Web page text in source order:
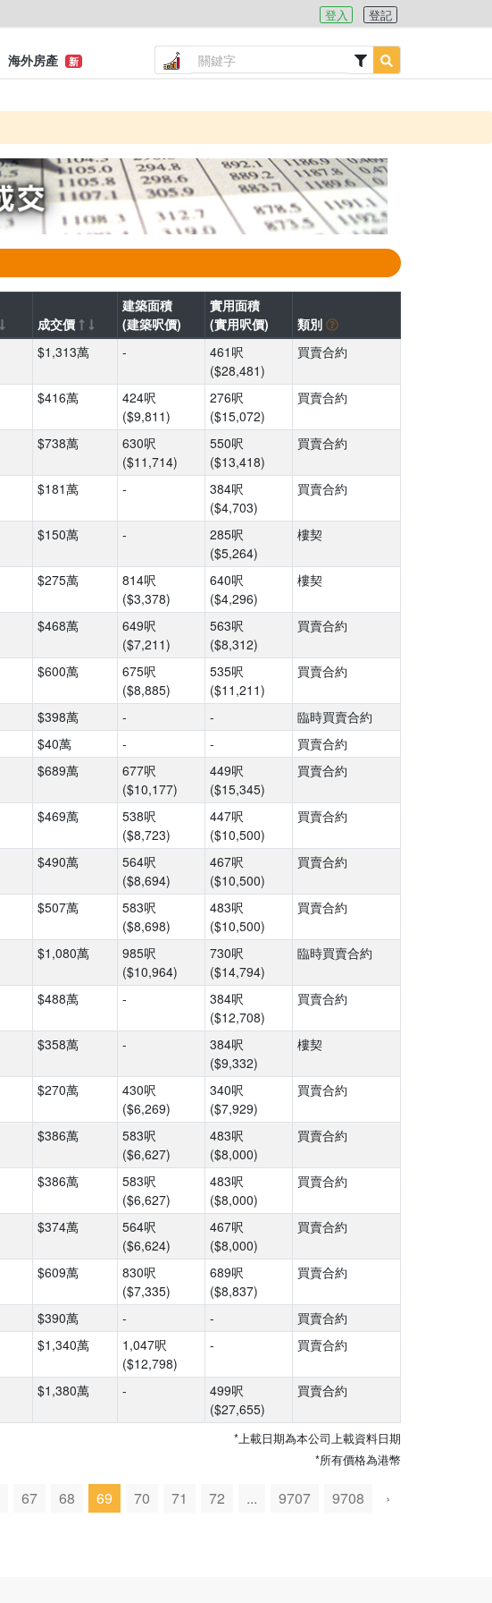
登入 登記
海外房產 新
成交價
建築面積
(建築呎價)
實用面積
(實用呎價)
類別
$1,313萬 -
461呎
($28,481)
買賣合約
$416萬
424呎
($9,811)
276呎
($15,072)
買賣合約
$738萬
630呎
($11,714)
550呎
($13,418)
買賣合約
$181萬 -
384呎
($4,703)
買賣合約
$150萬 -
285呎
($5,264)
樓契
$275萬
814呎
($3,378)
640呎
($4,296)
樓契
$468萬
649呎
($7,211)
563呎
($8,312)
買賣合約
$600萬
675呎
($8,885)
535呎
($11,211)
買賣合約
$398萬 - -
臨時買賣合約
$40萬 - -
買賣合約
$689萬
677呎
($10,177)
449呎
($15,345)
買賣合約
$469萬
538呎
($8,723)
447呎
($10,500)
買賣合約
$490萬
564呎
($8,694)
467呎
($10,500)
買賣合約
$507萬
583呎
($8,698)
483呎
($10,500)
買賣合約
$1,080萬
985呎
($10,964)
730呎
($14,794)
臨時買賣合約
$488萬 -
384呎
($12,708)
買賣合約
$358萬 -
384呎
($9,332)
樓契
$270萬
430呎
($6,269)
340呎
($7,929)
買賣合約
$386萬
583呎
($6,627)
483呎
($8,000)
買賣合約
$386萬
583呎
($6,627)
483呎
($8,000)
買賣合約
$374萬
564呎
($6,624)
467呎
($8,000)
買賣合約
$609萬
830呎
($7,335)
689呎
($8,837)
買賣合約
$390萬 - -
買賣合約
$1,340萬
1,047呎
($12,798)
- 買賣合約
$1,380萬 -
499呎
($27,655)
買賣合約
*上載日期為本公司上載資料日期
*所有價格為港幣
67 68 69 70 71 72 ... 9707 9708 ›